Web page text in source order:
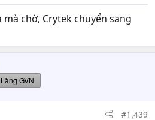
chờ, Crytek chuyển sang
GVN
#1,439